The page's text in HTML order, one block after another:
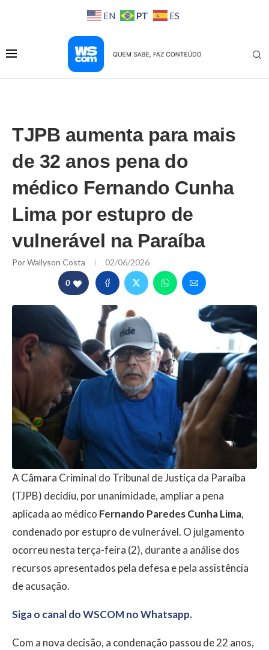
EN PT ES
TJPB aumenta para mais
de 32 anos pena do
médico Fernando Cunha
Lima por estupro de
vulnerável na Paraíba
PorWallyson Costa 02/06/2026
0
A Câmara Criminal do Tribunal de Justiça da Paraíba
(TJPB) decidiu, por unanimidade, ampliar a pena
aplicada ao médico Fernando Paredes Cunha Lima,
condenado por estupro de vulnerável. O julgamento
ocorreu nesta terça-feira (2), durante a análise dos
recursos apresentados pela defesa e pela assistência
de acusação.
Siga o canal do WSCOM no Whatsapp.
Com a nova decisão, a condenação passou de 22 anos,